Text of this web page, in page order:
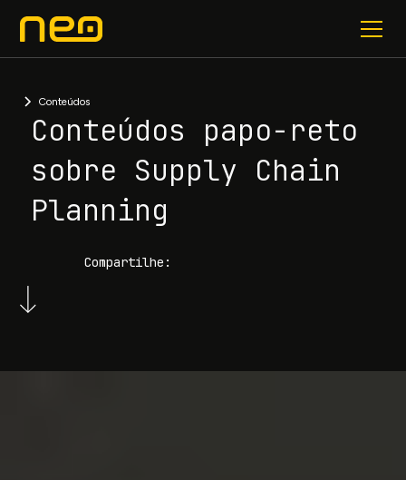
Conteúdos
Conteúdos papo-reto
sobre Supply Chain
Planning
Compartilhe: